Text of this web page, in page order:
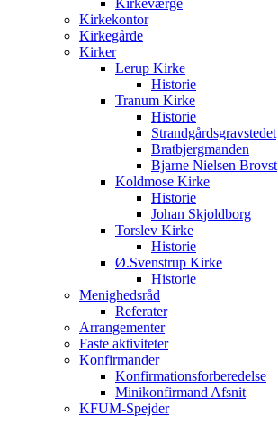
Kirkeværge
Kirkekontor
Kirkegårde
Kirker
Lerup Kirke
Historie
Tranum Kirke
Historie
Strandgårdsgravstedet
Bratbjergmanden
Bjarne Nielsen Brovst
Koldmose Kirke
Historie
Johan Skjoldborg
Torslev Kirke
Historie
Ø.Svenstrup Kirke
Historie
Menighedsråd
Referater
Arrangementer
Faste aktiviteter
Konfirmander
Konfirmationsforberedelse
Minikonfirmand Afsnit
KFUM-Spejder